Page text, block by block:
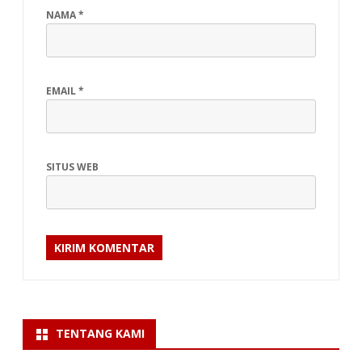
NAMA*
EMAIL*
SITUS WEB
TENTANG KAMI